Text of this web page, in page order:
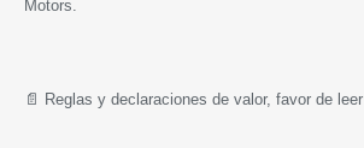
Motors.
📄 Reglas y declaraciones de valor, favor de leer